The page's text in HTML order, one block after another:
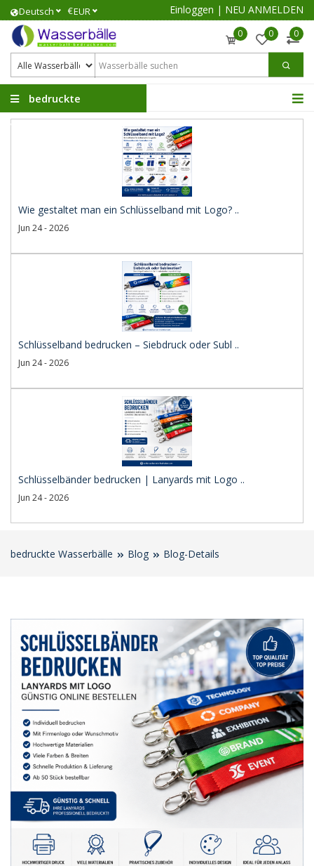
Deutsch €EUR Einloggen | NEU ANMELDEN
0 0 0
bedruckte
Wasserbälle
Wie gestaltet man ein Schlüsselband mit Logo? ..
Jun 24 - 2026
Schlüsselband bedrucken – Siebdruck oder Subl ..
Jun 24 - 2026
Schlüsselbänder bedrucken | Lanyards mit Logo ..
Jun 24 - 2026
bedruckte Wasserbälle Blog Blog-Details